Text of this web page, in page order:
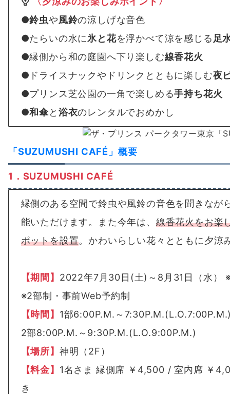
●鈴虫や風鈴の涼しげな音色
●たらいの水に氷と花を浮かべて涼を感じる 足
●縁側から和の庭園へ下り楽しむ線香花火
●ドライスナックやドリンクとともに楽しむ夜
●プリンス芝公園の一角で楽しめる手持ち花火
●和傘と 浴衣のレンタルでおめかし
「SUZUMUSHI CAFÉ」概要
1．SUZUMUSHI CAFÉ
縁側のある空間で鈴虫や風鈴の音色を聞きなが
能いただけます。また今年は、 線香花火をお楽
ポットを設置。かわいらしい花々とともに夕涼
【期間】 2022年7月30日(土)～8月31日（水）
※2部制・事前Web予約制
【時間】 1部6:00P.M.～
2部8:00P.M.～9:30P.M.(L.O.9:00P.M.)
【場所】 神明（2F）
【料金】 1名さま 縁側席 ￥4,500 / 室内席 ￥
き